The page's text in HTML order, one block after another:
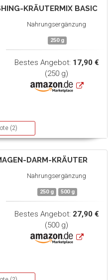
KRÄUTERMIX BASIC
Nahrungsergänzung
250 g
Bestes Angebot: 17,90 €
(250 g)
(2)
DARM-KRÄUTER
Nahrungsergänzung
250 g 500 g
Bestes Angebot: 27,90 €
(500 g)